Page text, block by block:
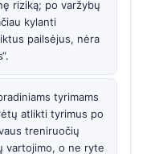
riziką; po varžybų
kylanti
pailsėjus, nėra
tyrimams
atlikti tyrimus po
treniruočių
vartojimo, o ne ryte